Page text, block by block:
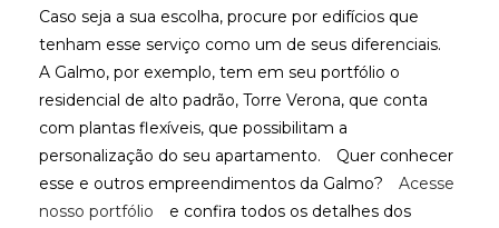
Caso seja a sua escolha, procure por edifícios que
tenham esse serviço como um de seus diferenciais.
A Galmo, por exemplo, tem em seu portfólio o
residencial de alto padrão, Torre Verona, que conta
com plantas flexíveis, que possibilitam a
personalização do seu apartamento.
Quer conhecer
esse e outros empreendimentos da Galmo?
Acesse
nosso portfólio
e confira todos os detalhes dos